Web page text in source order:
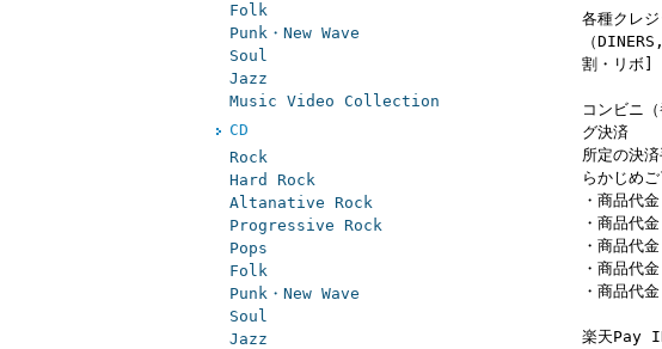
Folk
Punk・New Wave
Soul
Jazz
Music Video Collection
CD
Rock
Hard Rock
Altanative Rock
Progressive Rock
Pops
Folk
Punk・New Wave
Soul
Jazz
各種クレ
（
割・リボ]
コンビニ
グ決済
所定の決
らかじめご
・商品代
・商品代
・商品代
・商品代
・商品代
楽天Pay